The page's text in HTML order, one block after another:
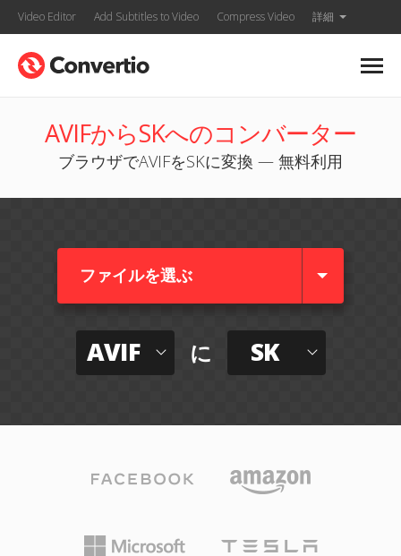
Video Editor Add Subtitles to Video Compress Video 詳細
AVIFからSKへのコンバーター
ブラウザでAVIFをSKに変換 — 無料利用
ファイルを選ぶ
AVIF に SK